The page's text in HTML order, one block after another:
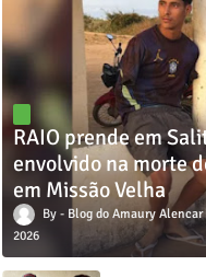
RAIO prende em
envolvido na morte
em Missão Velha
Blog do Amaury Alencar
2026